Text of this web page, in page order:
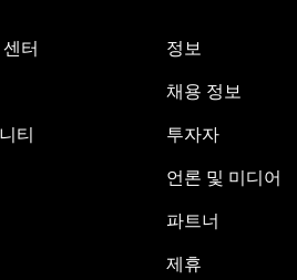
터
티
정보
채용 정보
투자자
언론 및 미디어
파트너
제휴